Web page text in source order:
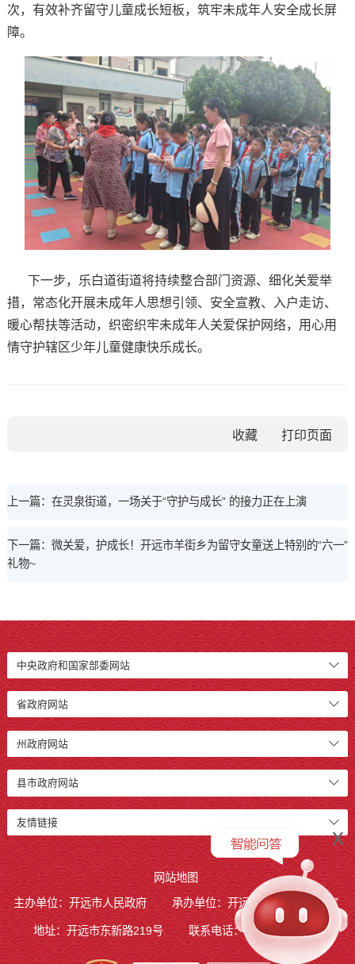
次，有效补齐留守儿童成长短板，筑牢未成年人安全成长屏
障。
下一步，乐白道街道将持续整合部门资源、细化关爱举
措，常态化开展未成年人思想引领、安全宣教、入户走访、
暖心帮扶等活动，织密织牢未成年人关爱保护网络，用心用
情守护辖区少年儿童健康快乐成长。
收藏
上一篇：在灵泉街道，一场关于“守护与成长” 的接力正在上演
下一篇：微关爱，护成长！开远市羊街乡为留守女童送上特别的“六一”
礼物~
中央政府和国家部委网站
省政府网站
州政府网站
县市政府网站
友情链接
网站地图
主办单位：开远市人民政府
承办单位：开远市人民政府办公室
地址：开远市东新路219号 联系电话：0873-7236877
x